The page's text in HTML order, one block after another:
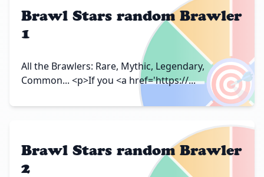
🎯
Brawl Stars random Brawler
1
All the Brawlers: Rare, Mythic, Legendary,
Common... <p>If you <a href='https://...
Brawl Stars random Brawler
2